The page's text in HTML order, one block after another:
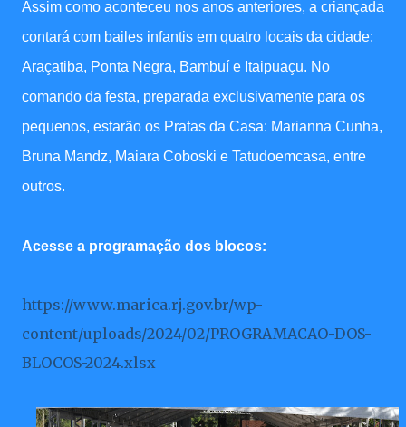
Assim como aconteceu nos anos anteriores, a criançada
contará com bailes infantis em quatro locais da cidade:
Araçatiba, Ponta Negra, Bambuí e Itaipuaçu. No
comando da festa, preparada exclusivamente para os
pequenos, estarão os Pratas da Casa: Marianna Cunha,
Bruna Mandz, Maiara Coboski e Tatudoemcasa, entre
outros.
Acesse a programação dos blocos:
https://www.marica.rj.gov.br/wp-
content/uploads/2024/02/PROGRAMACAO-DOS-
BLOCOS-2024.xlsx